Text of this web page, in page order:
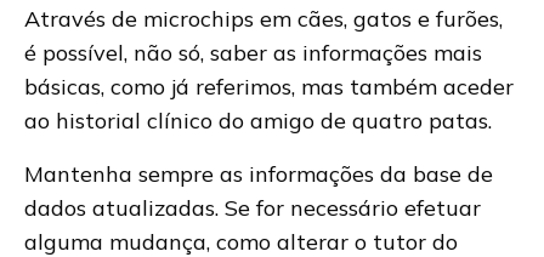
Através de microchips em cães, gatos e furões,
é possível, não só, saber as informações mais
básicas, como já referimos, mas também aceder
ao historial clínico do amigo de quatro patas.
Mantenha sempre as informações da base de
dados atualizadas. Se for necessário efetuar
alguma mudança, como alterar o tutor do